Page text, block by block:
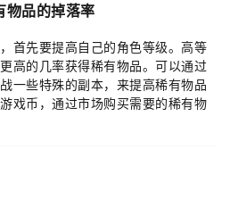
物品的掉落率
首先要提高自己的角色等级。高等
高的几率获得稀有物品。可以通过
一些特殊的副本，来提高稀有物品
戏币，通过市场购买需要的稀有物